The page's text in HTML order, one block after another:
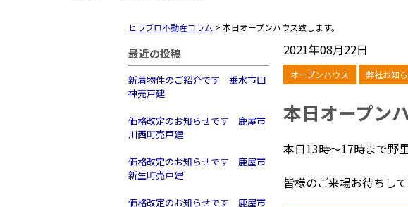
ヒラブロ不動産コラム > 本日オープンハウス致します。
最近の投稿
新着物件のご紹介です 垂水市田
神売戸建
価格改定のお知らせです 鹿屋市
川西町売戸建
価格改定のお知らせです 鹿屋市
新生町売戸建
価格改定のお知らせです 鹿屋市
2021年08月22日
オープンハウス 弊社お知
本日オープン
本日13時～17時まで野
皆様のご来場お待ちして